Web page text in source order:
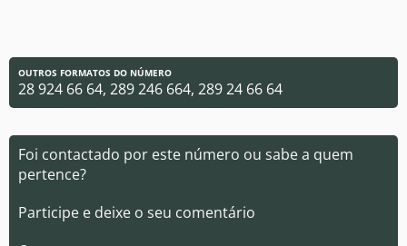
OUTROS FORMATOS DO NÚMERO
28 924 66 64, 289 246 664, 289 24 66 64
Foi contactado por este número ou sabe a quem
pertence?
Participe e deixe o seu comentário